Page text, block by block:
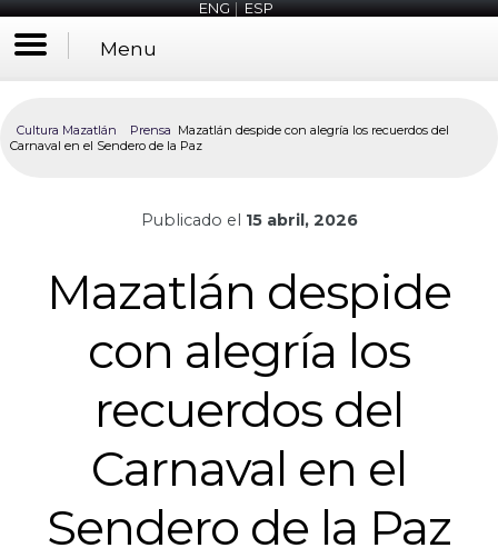
ENG|ESP
Menu
Cultura Mazatlán Prensa Mazatlán despide con alegría los recuerdos del
Carnaval en el Sendero de la Paz
Publicado el 15 abril, 2026
Mazatlán despide
con alegría los
recuerdos del
Carnaval en el
Sendero de la Paz